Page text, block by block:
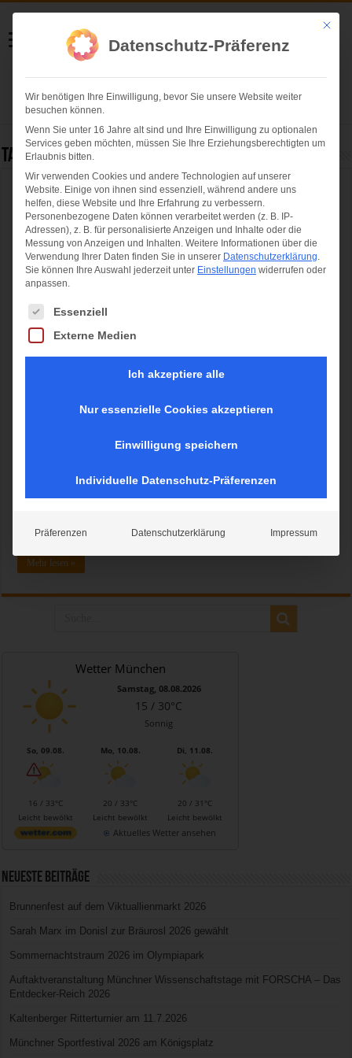
Helmut Swoboda
Fotografie
Herzlich willkommen
Tag Archives:
Thalkirchen 3.0: Große Eröffnung der neuen
Boulderhalle
Am 23. & 24. März 2024 ist es so weit: Die brandneue und moderne
Thalkirchen öffnet ihre Türen. Die neue Halle wurde maßgeblich
Deutschen Alpenverein e.V. sowie dem Trägerverein „DAV-Kletter-
und Boulderzentren München e.V.“, der sich aus 20 regionalen
der Alpenverein München & Oberland. Mehr lesen >>
Mehr lesen »
Wetter München
Samstag, 08.08.2026
15 / 30°C
Sonnig
So, 09.08.
16 / 33°C
Leicht bewölkt
Mo, 10.08.
20 / 33°C
Leicht bewölkt
Di, 11.08.
20 / 31°C
Leicht bewölkt
Aktuelles Wetter ansehen
Neueste Beiträge
Brunnenfest auf dem Viktuallienmarkt 2026
Sarah Marx im Donisl zur Bräurosl 2026 gewählt
Sommernachtstraum 2026 im Olympiapark
Auftaktveranstaltung Münchner Wissenschaftstage mit FORSCHA – Das
Entdecker-Reich 2026
Kaltenberger Ritterturnier am 11.7.2026
Münchner Sportfestival 2026 am Königsplatz
Mit
Datenschutz-Präferenz
Wir benötigen Ihre Einwilligung, bevor Sie unsere Website weiter
besuchen können.
Wenn Sie unter 16 Jahre alt sind und Ihre Einwilligung zu optionalen
Services geben möchten, müssen Sie Ihre Erziehungsberechtigten um
Erlaubnis bitten.
Wir verwenden Cookies und andere Technologien auf unserer
Website. Einige von ihnen sind essenziell, während andere uns
helfen, diese Website und Ihre Erfahrung zu verbessern.
Personenbezogene Daten können verarbeitet werden (z. B. IP-
Adressen), z. B. für personalisierte Anzeigen und Inhalte oder die
Messung von Anzeigen und Inhalten. Weitere Informationen über die
Verwendung Ihrer Daten finden Sie in unserer Datenschutzerklärung.
Sie können Ihre Auswahl jederzeit unter Einstellungen widerrufen oder
anpassen.
Es folgt eine Liste der Service-Gruppen, für die eine Einwilligung
Essenziell
Externe Medien
Ich akzeptiere alle
Nur essenzielle Cookies akzeptieren
Einwilligung speichern
Individuelle Datenschutz-Präferenzen
Präferenzen Datenschutzerklärung Impressum